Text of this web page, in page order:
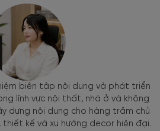
biên tập nội dung và phát triển
lĩnh vực nội thất, nhà ở và không
dựng nội dung cho hàng trăm chủ
kế và xu hướng decor hiện đại.